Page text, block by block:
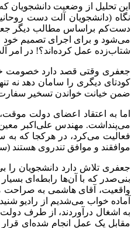
این تحلیل از وضعیت دانشجویان
نگاه (دانشجویان آلت دست
دست‌کم براساس مطالب دیگر
می‌شود و برای اجرای تصمیم خود
شتاب‌زده عمل کرده‌اند؟! در امر
جعفری وقتی قصد دارد خصومت
ضمن خیانت خواندن تسخیر
اما به اعتقاد اعضای دولت
می‌پنداشت. مهندس علی‌اکبر
فعالیت می‌کرد، در هرکجا که به
موافقند و موافق تندروی هستند
جعفری تلاش دارد دانشجویان را
بنی‌صدر که با آن‌ها رابطه‌ای
به اشغال درآوردند، از طرف